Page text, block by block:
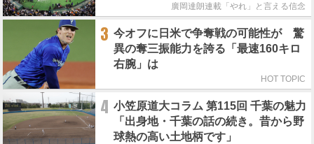
廣岡達朗連載「やれ」と言える信念
3 今オフに日米で争奪戦の可能性が 驚
異の奪三振能力を誇る「最速160キロ
右腕」は
HOT TOPIC
4 小笠原道大コラム 第115回 千葉の魅力
「出身地・千葉の話の続き。昔から野
球熱の高い土地柄です」